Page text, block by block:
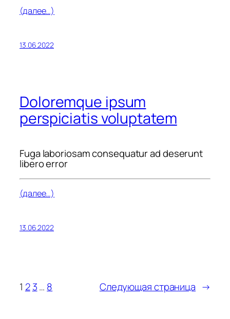
(далее…)
13.06.2022
Doloremque ipsum
perspiciatis voluptatem
Fuga laboriosam consequatur ad deserunt
libero error
(далее…)
13.06.2022
1 2 3… 8 Следующая страница →